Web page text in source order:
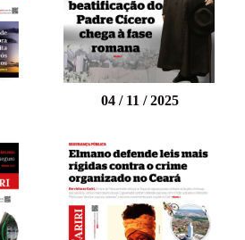
04 / 11 / 2025